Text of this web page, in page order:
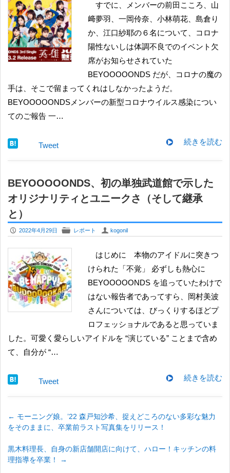
すでに、メンバーの前田こころ、山
﨑夢羽、一岡伶奈、小林萌花、島倉り
か、江口紗耶の６名について、コロナ
陽性ないしは体調不良でのイベント欠
席がお知らせされていた
BEYOOOOONDS だが、コロナの魔の
手は、そこで留まってくれはしなかったようだ。
BEYOOOOONDSメンバーの新型コロナウイルス感染につい
てのご報告 一…
続きを読む
Tweet
BEYOOOOONDS、初の単独武道館で示した
オリジナリティとユニークさ（そして継承
と）
P 2022年4月29日 F レポート U kogonil
はじめに 本物のアイドルに突きつ
けられた「不覚」 必ずしも熱心に
BEYOOOOONDS を追っていたわけで
はない報告者であってすら、岡村美波
さんについては、びっくりするほどプ
ロフェッショナルであると思っていま
した。可愛く愛らしいアイドルを “演じている” ことまで含め
て、自分が “…
続きを読む
Tweet
← モーニング娘。’22 森戸知沙希、捉えどころのない多彩な魅力
をそのままに、卒業前ラスト写真集をリリース！
黒木料理長、自身の新店舗開店に向けて、ハロー！キッチンの料
理指導を卒業！
→